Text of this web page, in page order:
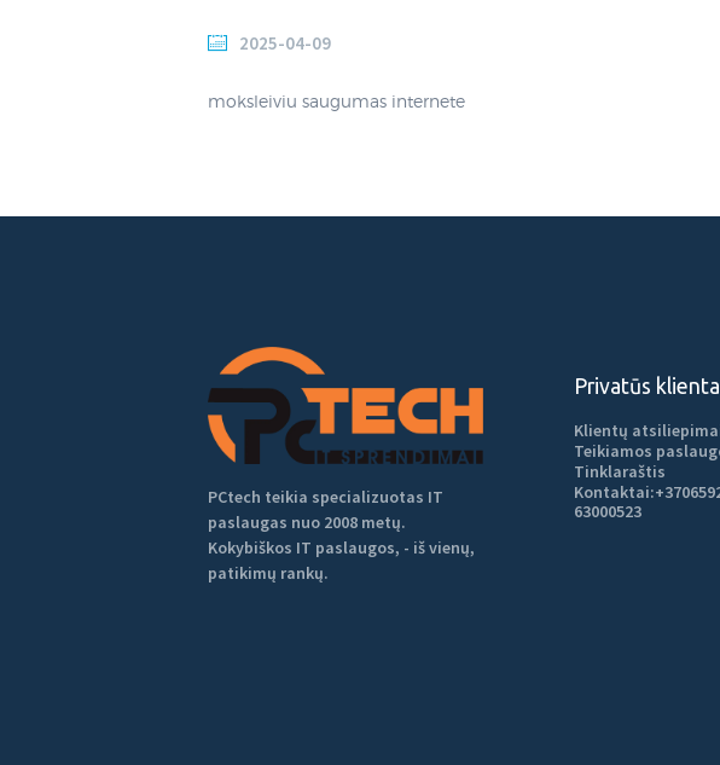
2025-04-09
moksleiviu saugumas internete
PCtech teikia specializuotas IT
paslaugas nuo 2008 metų.
Kokybiškos IT paslaugos, - iš vienų,
patikimų rankų.
Privatūs
Klientų
Teikiamos
Tinklaraštis
Kontaktai:
63000523